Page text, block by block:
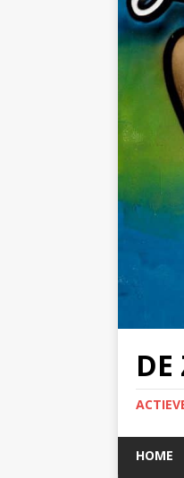
HOME